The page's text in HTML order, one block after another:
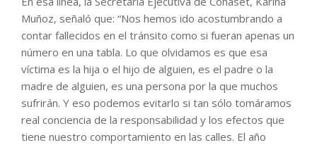
Muñoz, señaló que: “Nos hemos ido acostumbrando a
contar fallecidos en el tránsito como si fueran apenas un
número en una tabla. Lo que olvidamos es que esa
víctima es la hija o el hijo de alguien, es el padre o la
madre de alguien, es una persona por la que muchos
sufrirán. Y eso podemos evitarlo si tan sólo tomáramos
real conciencia de la responsabilidad y los efectos que
tiene nuestro comportamiento en las calles. El año